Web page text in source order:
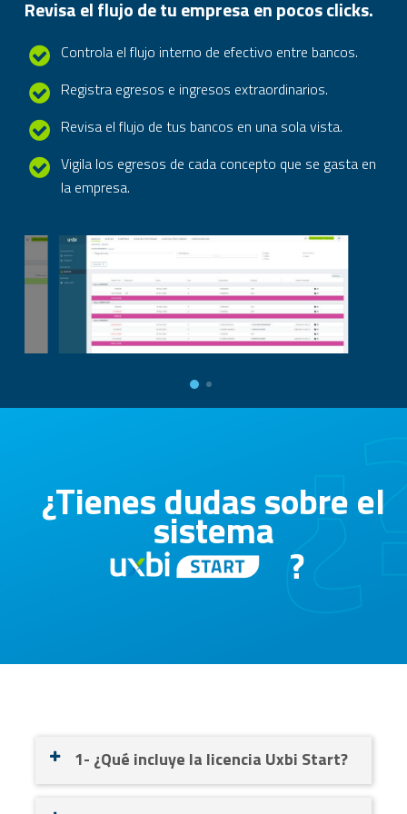
Revisa el flujo de tu empresa en pocos clicks.
Controla el flujo interno de efectivo entre bancos.
Registra egresos e ingresos extraordinarios.
Revisa el flujo de tus bancos en una sola vista.
Vigila los egresos de cada concepto que se gasta en
la empresa.
¿Tienes dudas sobre el
sistema
?
1- ¿Qué incluye la licencia Uxbi Start?